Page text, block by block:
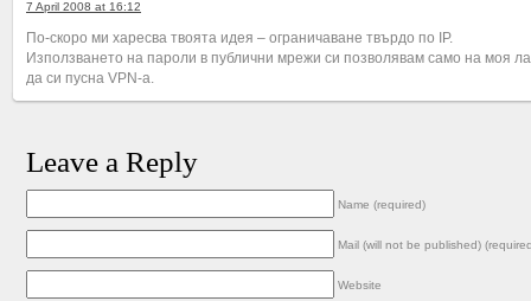
7 April 2008 at 16:12
По-скоро ми харесва твоята идея – ограничаване твърдо по IP.
Използването на пароли в публични мрежи си позволявам само на моя
да си пусна VPN-а.
Leave a Reply
Name (required)
Mail (will not be published)
Website